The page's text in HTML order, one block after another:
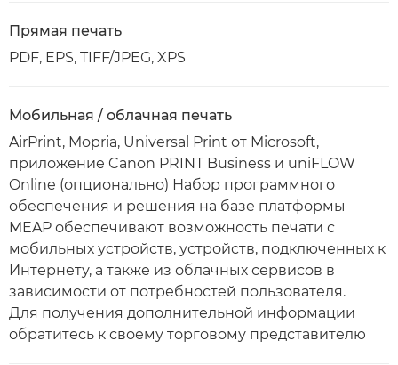
Прямая печать
PDF, EPS, TIFF/JPEG, XPS
Мобильная / облачная печать
AirPrint, Mopria, Universal Print от Microsoft,
приложение Canon PRINT Business и uniFLOW
Online (опционально) Набор программного
обеспечения и решения на базе платформы
MEAP обеспечивают возможность печати с
мобильных устройств, устройств, подключенных к
Интернету, а также из облачных сервисов в
зависимости от потребностей пользователя.
Для получения дополнительной информации
обратитесь к своему торговому представителю